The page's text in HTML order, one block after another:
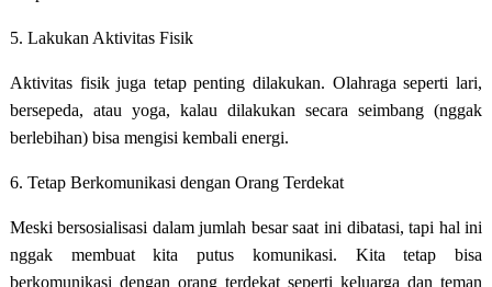
5. Lakukan Aktivitas Fisik
Aktivitas fisik juga tetap penting dilakukan. Olahraga seperti lari,
bersepeda, atau yoga, kalau dilakukan secara seimbang (nggak
berlebihan) bisa mengisi kembali energi.
6. Tetap Berkomunikasi dengan Orang Terdekat
Meski bersosialisasi dalam jumlah besar saat ini dibatasi, tapi hal ini
nggak membuat kita putus komunikasi. Kita tetap bisa
berkomunikasi dengan orang terdekat seperti keluarga dan teman